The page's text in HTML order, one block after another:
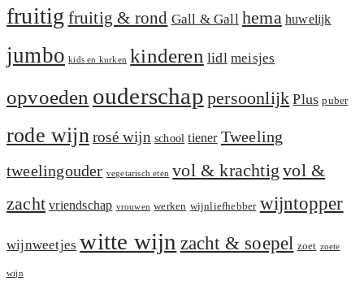
fruitig fruitig & rond Gall & Gall hema huwelijk
jumbo kids en kurken kinderen lidl meisjes
opvoeden ouderschap persoonlijk Plus puber
rode wijn rosé wijn school tiener Tweeling
tweelingouder vegetarisch eten vol & krachtig vol &
zacht vriendschap vrouwen werken wijnliefhebber wijntopper
wijnweetjes witte wijn zacht & soepel zoet zoete
wijn